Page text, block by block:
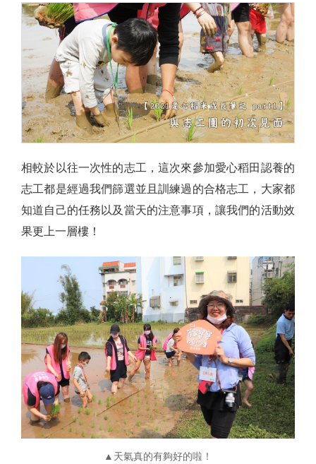
相較於以往一次性的志工，這次來參加愛心稻田認養的
志工都是經過我們篩選並且訓練過的合格志工，大家都
知道自己的任務以及當天的注意事項，讓我們的活動效
果更上一層樓！
▲天氣真的有夠好的啦！